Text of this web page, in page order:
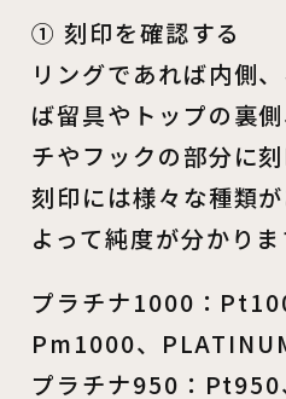
① 刻印を確認する
リングであれば内側
ば留具やトップの裏
チやフックの部分に刻
刻印には様々な種類
よって純度が分かりま
プラチナ1000：
Pm1000、
プラチナ950：